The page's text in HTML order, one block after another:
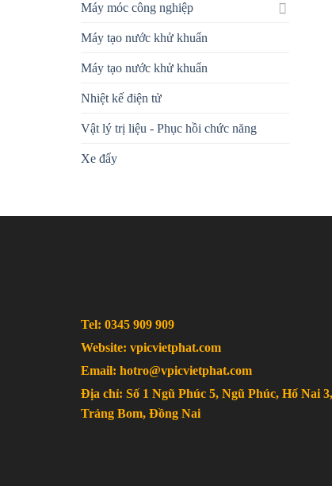
Máy móc công nghiệp
Máy tạo nước khử khuẩn
Máy tạo nước khử khuẩn
Nhiệt kế điện tử
Vật lý trị liệu - Phục hồi chức năng
Xe đẩy
Tel: 0345 909 909
Website: vpicvietphat.com
Email: hotro@vpicvietphat.com
Địa chỉ: Số 1 Ngũ Phúc 5, Ngũ Phúc, Hố Nai 3,
Trảng Bom, Đồng Nai